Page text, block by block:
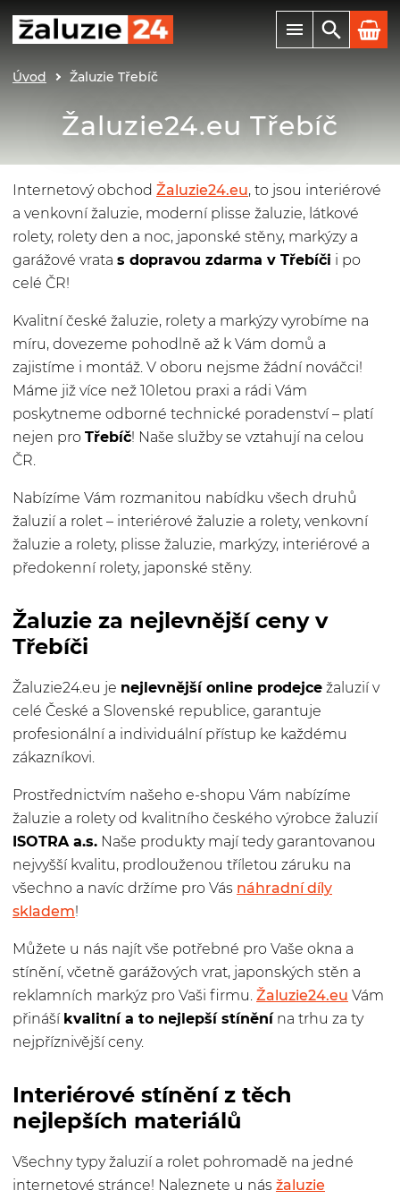
Úvod Žaluzie Třebíč
Žaluzie24.eu Třebíč
Internetový obchod Žaluzie24.eu, to jsou interiérové
a venkovní žaluzie, moderní plisse žaluzie, látkové
rolety, rolety den a noc, japonské stěny, markýzy a
garážové vrata s dopravou zdarma v Třebíči i po
celé ČR!
Kvalitní české žaluzie, rolety a markýzy vyrobíme na
míru, dovezeme pohodlně až k Vám domů a
zajistíme i montáž. V oboru nejsme žádní nováčci!
Máme již více než 10letou praxi a rádi Vám
poskytneme odborné technické poradenství – platí
nejen pro Třebíč! Naše služby se vztahují na celou
ČR.
Nabízíme Vám rozmanitou nabídku všech druhů
žaluzií a rolet – interiérové žaluzie a rolety, venkovní
žaluzie a rolety, plisse žaluzie, markýzy, interiérové a
předokenní rolety, japonské stěny.
Žaluzie za nejlevnější ceny v
Třebíči
Žaluzie24.eu je nejlevnější online prodejce žaluzií v
celé České a Slovenské republice, garantuje
profesionální a individuální přístup ke každému
zákazníkovi.
Prostřednictvím našeho e-shopu Vám nabízíme
žaluzie a rolety od kvalitního českého výrobce žaluzií
ISOTRA a.s. Naše produkty mají tedy garantovanou
nejvyšší kvalitu, prodlouženou tříletou záruku na
všechno a navíc držíme pro Vás náhradní díly
skladem!
Můžete u nás najít vše potřebné pro Vaše okna a
stínění, včetně garážových vrat, japonských stěn a
reklamních markýz pro Vaši firmu. Žaluzie24.eu Vám
přináší kvalitní a to nejlepší stíněnína trhu za ty
nejpříznivější ceny.
Interiérové stínění z těch
nejlepších materiálů
Všechny typy žaluzií a rolet pohromadě na jedné
internetové stránce! Naleznete u nás žaluzie